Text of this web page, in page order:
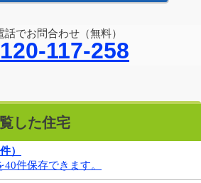
話でお問合わせ（無料）
117-258
した住宅
件）
件保存できます。